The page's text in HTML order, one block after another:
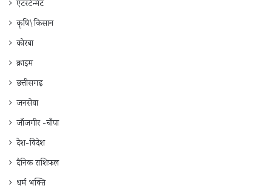
एंटरटेन्मेंट
कृषि\किसान
कोरबा
क्राइम
छत्तीसगढ़
जनसेवा
जाँजगीर -चाँपा
देश-विदेश
दैनिक राशिफ़ल
धर्म भक्ति